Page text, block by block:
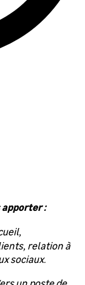
apporter :
relation à
sociaux.